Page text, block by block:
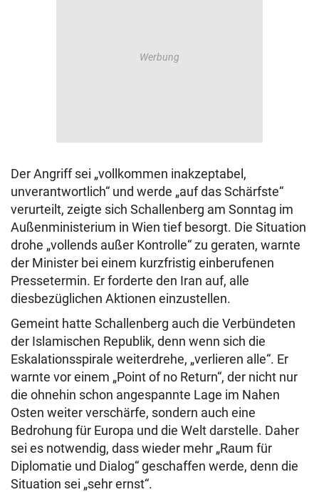
Der Angriff sei „vollkommen inakzeptabel,
unverantwortlich“ und werde „auf das Schärfste“
verurteilt, zeigte sich Schallenberg am Sonntag im
Außenministerium in Wien tief besorgt. Die Situation
drohe „vollends außer Kontrolle“ zu geraten, warnte
der Minister bei einem kurzfristig einberufenen
Pressetermin. Er forderte den Iran auf, alle
diesbezüglichen Aktionen einzustellen.
Gemeint hatte Schallenberg auch die Verbündeten
der Islamischen Republik, denn wenn sich die
Eskalationsspirale weiterdrehe, „verlieren alle“. Er
warnte vor einem „Point of no Return“, der nicht nur
die ohnehin schon angespannte Lage im Nahen
Osten weiter verschärfe, sondern auch eine
Bedrohung für Europa und die Welt darstelle. Daher
sei es notwendig, dass wieder mehr „Raum für
Diplomatie und Dialog“ geschaffen werde, denn die
Situation sei „sehr ernst“.